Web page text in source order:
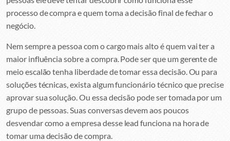
processo de compra e quem toma a decisão final de fechar o
negócio.
Nem sempre a pessoa com o cargo mais alto é quem vai ter a
maior influência sobre a compra. Pode ser que um gerente de
meio escalão tenha liberdade de tomar essa decisão. Ou para
soluções técnicas, exista algum funcionário técnico que precise
aprovar sua solução. Ou essa decisão pode ser tomada por um
grupo de pessoas. Suas conversas devem aos poucos
desvendar como a empresa desse lead funciona na hora de
tomar uma decisão de compra.